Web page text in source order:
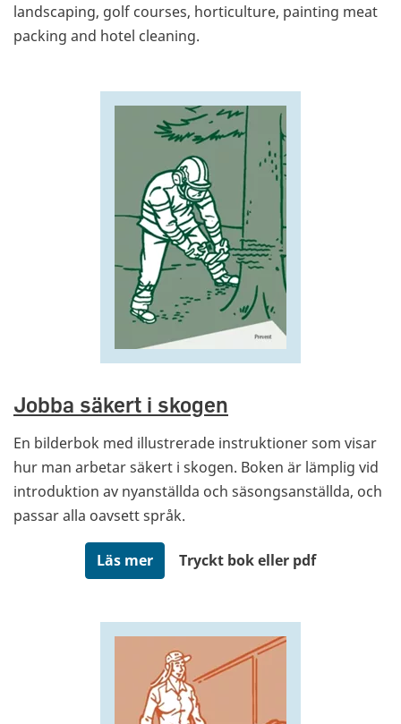
landscaping, golf courses, horticulture, painting meat
packing and hotel cleaning.
Jobba säkert i skogen
En bilderbok med illustrerade instruktioner som visar
hur man arbetar säkert i skogen. Boken är lämplig vid
introduktion av nyanställda och säsongsanställda, och
passar alla oavsett språk.
Läs mer Tryckt bok eller pdf